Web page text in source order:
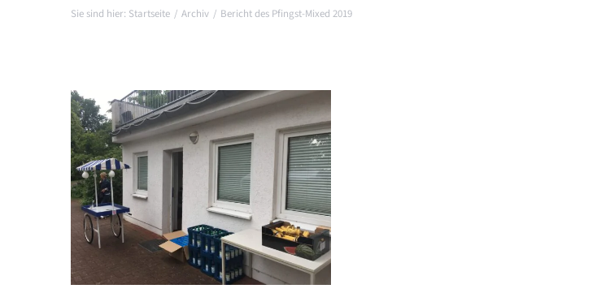
Startseite Archiv Bericht des Pfingst-Mixed 2019
Zeige
grösseres
Bild